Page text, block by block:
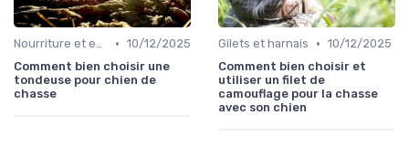
Nourriture et eau en déplacement • 10/12/2025
Comment bien choisir une
tondeuse pour chien de
chasse
Gilets et harnais • 10/12/2025
Comment bien choisir et
utiliser un filet de
camouflage pour la chasse
avec son chien